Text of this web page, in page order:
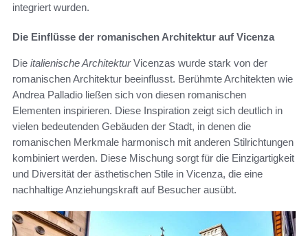
integriert wurden.
Die Einflüsse der romanischen Architektur auf Vicenza
Die italienische ArchitekturVicenzas wurde stark von der
romanischen Architektur beeinflusst. Berühmte Architekten wie
Andrea Palladio ließen sich von diesen romanischen
Elementen inspirieren. Diese Inspiration zeigt sich deutlich in
vielen bedeutenden Gebäuden der Stadt, in denen die
romanischen Merkmale harmonisch mit anderen Stilrichtungen
kombiniert werden. Diese Mischung sorgt für die Einzigartigkeit
und Diversität der ästhetischen Stile in Vicenza, die eine
nachhaltige Anziehungskraft auf Besucher ausübt.